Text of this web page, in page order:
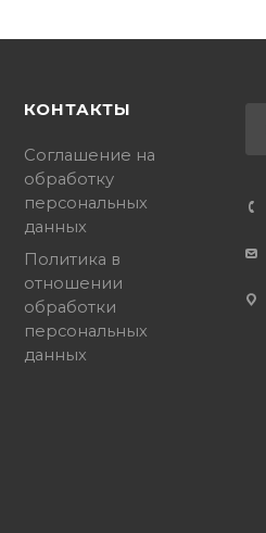
КОНТАКТЫ
Соглашение на
обработку
персональных
данных
Политика в
отношении
обработки
персональных
данных